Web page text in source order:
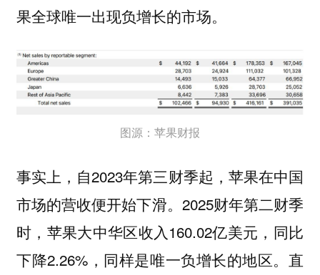
果全球唯一出现负增长的市场。
图源：苹果财报
事实上，自2023年第三财季起，苹果在中国
市场的营收便开始下滑。2025财年第二财季
时，苹果大中华区收入160.02亿美元，同比
下降2.26%，同样是唯一负增长的地区。直